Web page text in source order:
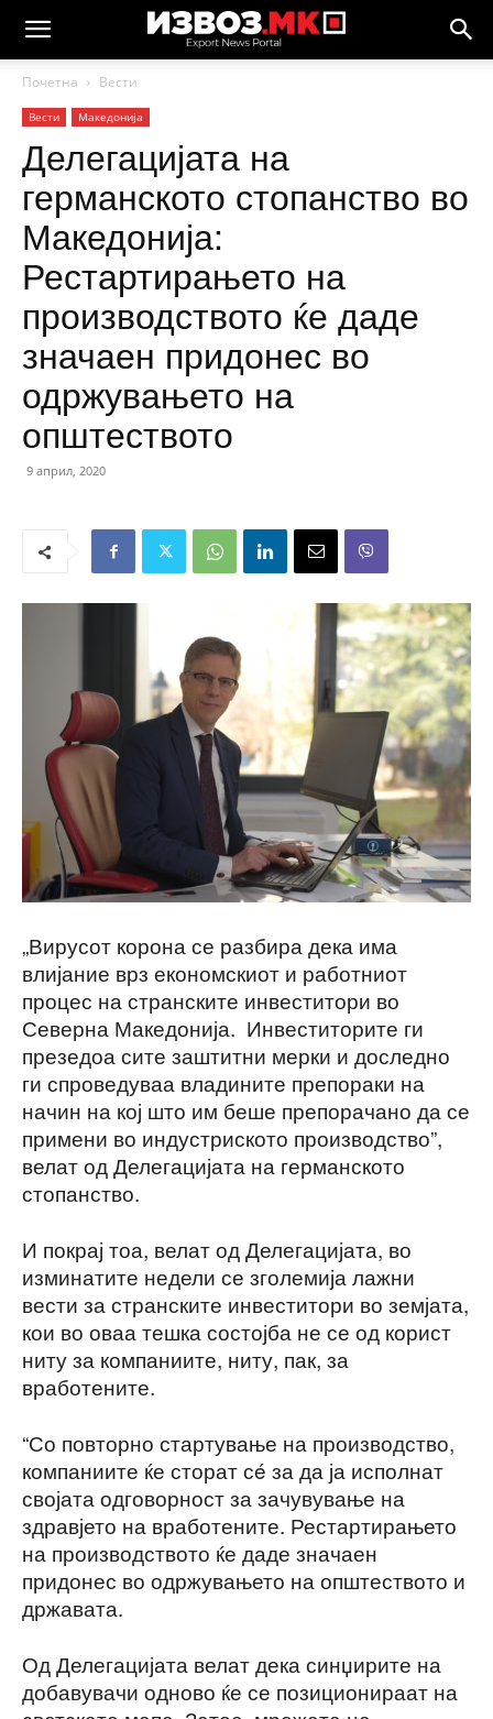
Почетна Вести
Вести Македонија
Делегацијата на
германското стопанство во
Македонија:
Рестартирањето на
производството ќе даде
значаен придонес во
одржувањето на
општеството
9 април, 2020
„Вирусот корона се разбира дека има
влијание врз економскиот и работниот
процес на странските инвеститори во
Северна Македонија. Инвеститорите ги
презедоа сите заштитни мерки и доследно
ги спроведуваа владините препораки на
начин на кој што им беше препорачано да се
примени во индустриското производство”,
велат од Делегацијата на германското
стопанство.
И покрај тоа, велат од Делегацијата, во
изминатите недели се зголемија лажни
вести за странските инвеститори во земјата,
кои во оваа тешка состојба не се од корист
ниту за компаниите, ниту, пак, за
вработените.
“Со повторно стартување на производство,
компаниите ќе сторат сé за да ја исполнат
својата одговорност за зачувување на
здравјето на вработените. Рестартирањето
на производството ќе даде значаен
придонес во одржувањето на општеството и
државата.
Од Делегацијата велат дека синџирите на
добавувачи одново ќе се позиционираат на